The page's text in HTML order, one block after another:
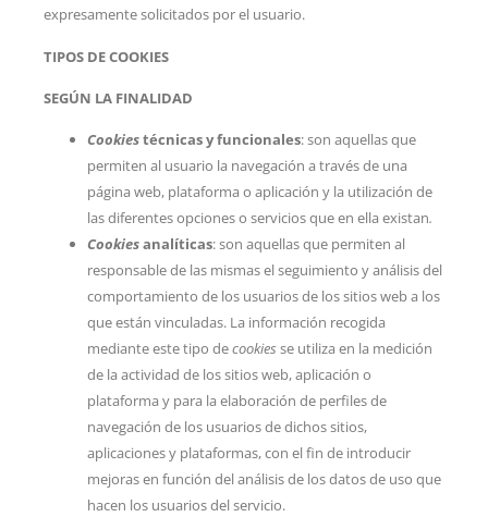
expresamente solicitados por el usuario.
TIPOS DE COOKIES
SEGÚN LA FINALIDAD
Cookiestécnicas y funcionales: son aquellas que
permiten al usuario la navegación a través de una
página web, plataforma o aplicación y la utilización de
las diferentes opciones o servicios que en ella existan.
Cookiesanalíticas: son aquellas que permiten al
responsable de las mismas el seguimiento y análisis del
comportamiento de los usuarios de los sitios web a los
que están vinculadas. La información recogida
mediante este tipo decookies se utiliza en la medición
de la actividad de los sitios web, aplicación o
plataforma y para la elaboración de perfiles de
navegación de los usuarios de dichos sitios,
aplicaciones y plataformas, con el fin de introducir
mejoras en función del análisis de los datos de uso que
hacen los usuarios del servicio.